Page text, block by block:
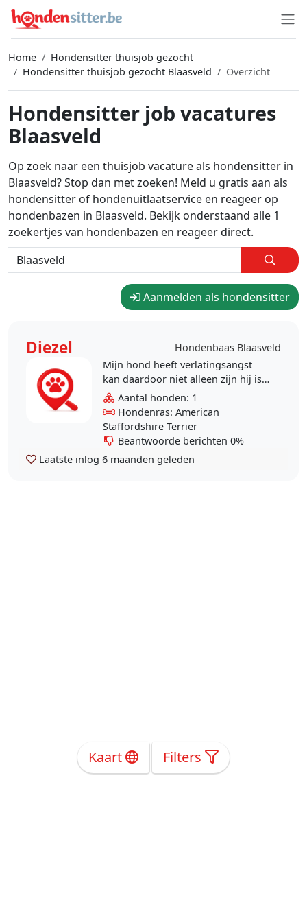
Home
Hondensitter thuisjob gezocht
Hondensitter thuisjob gezocht Blaasveld
Overzicht
Hondensitter job vacatures
Blaasveld
Op zoek naar een thuisjob vacature als hondensitter in
Blaasveld? Stop dan met zoeken! Meld u gratis aan als
hondensitter of hondenuitlaatservice en reageer op
hondenbazen in Blaasveld. Bekijk onderstaand alle 1
zoekertjes van hondenbazen en reageer direct.
Aanmelden als hondensitter
Diezel
Hondenbaas Blaasveld
Mijn hond heeft verlatingsangst
kan daardoor niet alleen zijn hij is
een hele lieve hond
allemansvriend. Ik zoek iemand die
hem de nodige aandacht..
Aantal honden: 1
Hondenras: American
Staffordshire Terrier
Beantwoorde berichten 0%
Laatste inlog 6 maanden geleden
Kaart Filters